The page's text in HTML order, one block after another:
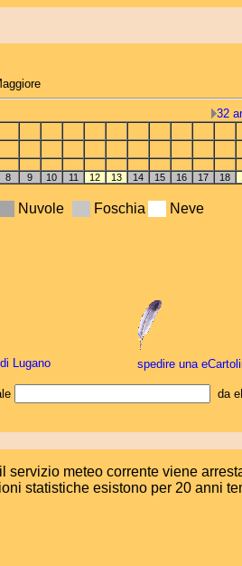
32
8 9 10 11 12 13 14 15 16 17 18
Nuvole Foschia Neve
spedire una
da
servizio meteo corrente viene
statistiche esistono per 20 anni